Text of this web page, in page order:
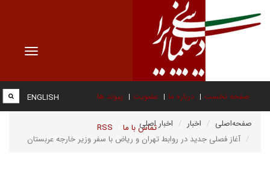
Toggle
صفحه نخست درباره ما عضویت پیوند ها
تماس با ما RSS
ENGLISH
صفحه‌اصلی اخبار
اخبار اصلی
آغاز فصلی جدید در روابط تهران و ریاض با سفر وزیر خارجه عربستان